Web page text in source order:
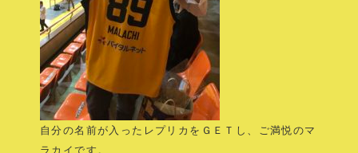
自分の名前が入ったレプリカをＧＥＴし、ご満悦のマ
ラカイです。